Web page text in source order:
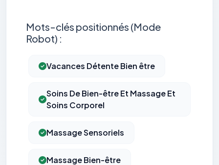
Mots-clés positionnés (Mode
Robot) :
Vacances Détente Bien être
Soins De Bien-être Et Massage Et
Soins Corporel
Massage Sensoriels
Massage Bien-être